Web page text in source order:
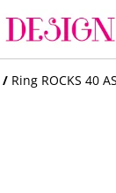
/ Ring ROCKS 40